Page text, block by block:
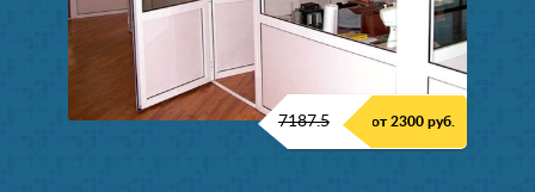
7187.5 от 2300 руб.